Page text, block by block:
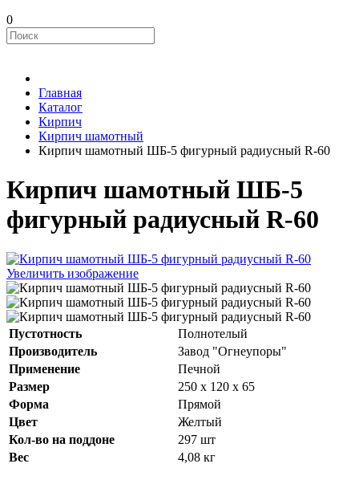
0
Главная
Каталог
Кирпич
Кирпич шамотный
Кирпич шамотный ШБ-5 фигурный радиусный R-60
Кирпич шамотный ШБ-5
фигурный радиусный R-60
Увеличить изображение
Пустотность
Полнотелый
Производитель
Завод "Огнеупоры"
Применение
Печной
Размер
250 х 120 х 65
Форма
Прямой
Цвет
Желтый
Кол-во на поддоне
297 шт
Вес
4,08 кг